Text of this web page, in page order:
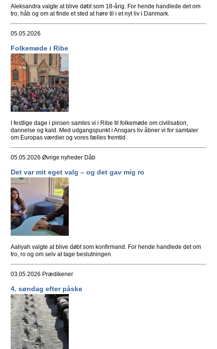
Aleksandra valgte at blive døbt som 18-årig. For hende handlede det om
tro, håb og om at finde et sted at høre til i et nyt liv i Danmark.
05.05.2026
Folkemøde i Ribe
I festlige dage i pinsen samles vi i Ribe til folkemøde om civilisation,
dannelse og kald. Med udgangspunkt i Ansgars liv åbner vi for samtaler
om Europas værdier og vores fælles fremtid.
05.05.2026Øvrige nyheder Dåb
Det var mit eget valg – og det gav mig ro
Aaliyah valgte at blive døbt som konfirmand. For hende handlede det om
tro, ro og om selv at tage beslutningen.
03.05.2026 Prædikener
4. søndag efter påske